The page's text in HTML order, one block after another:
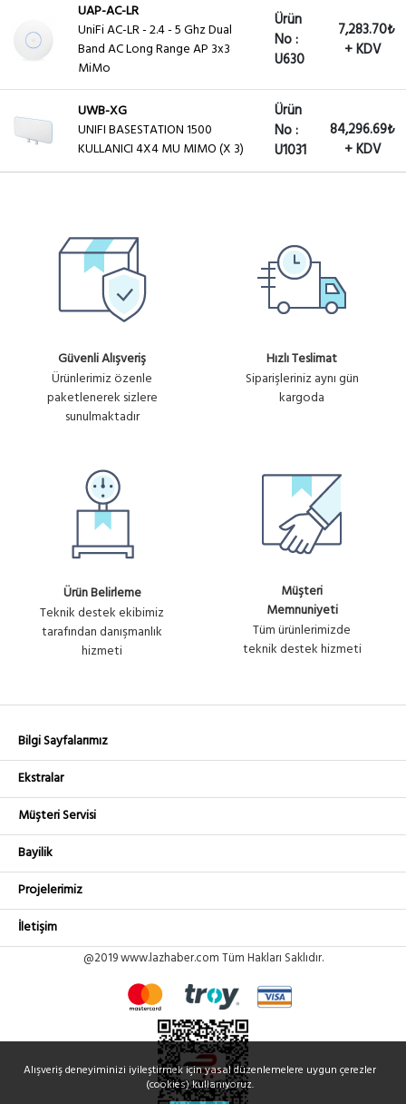
UAP-AC-LR
UniFi AC-LR - 2.4 - 5 Ghz Dual
Band AC Long Range AP 3x3
MiMo
Ürün
No :
U630
7,283.70₺
+ KDV
UWB-XG
UNIFI BASESTATION 1500
KULLANICI 4X4 MU MIMO (X 3)
Ürün
No :
U1031
84,296.69₺
+ KDV
Paket 3x3 MiMo
U1137
Güvenli Alışveriş
Ürünlerimiz özenle
paketlenerek sizlere
sunulmaktadır
Hızlı Teslimat
Siparişleriniz aynı gün
kargoda
Ürün Belirleme
Teknik destek ekibimiz
tarafından danışmanlık
hizmeti
Müşteri
Memnuniyeti
Tüm ürünlerimizde
teknik destek hizmeti
Bilgi Sayfalarımız
Ekstralar
Müşteri Servisi
Bayilik
Projelerimiz
İletişim
@2019 www.lazhaber.com Tüm Hakları Saklıdır.
Alışveriş deneyiminizi iyileştirmek için yasal düzenlemelere uygun çerezler
(cookies) kullanıyoruz.